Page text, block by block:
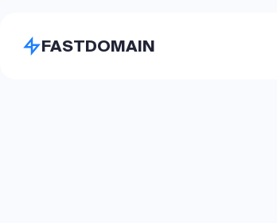
FASTDOMAIN